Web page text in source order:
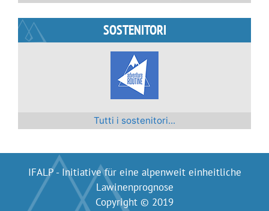
SOSTENITORI
Tutti i sostenitori...
IFALP - Initiative für eine alpenweit einheitliche
Lawinenprognose
Copyright © 2019